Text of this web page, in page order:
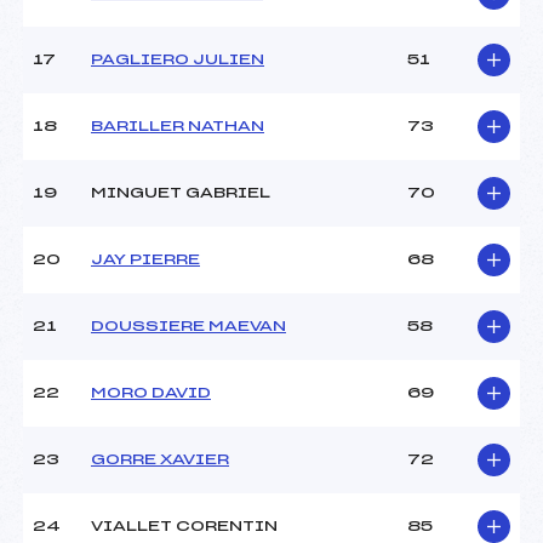
17 PAGLIERO JULIEN 51
18 BARILLER NATHAN 73
19 MINGUET GABRIEL 70
20 JAY PIERRE 68
21 DOUSSIERE MAEVAN 58
22 MORO DAVID 69
23 GORRE XAVIER 72
24 VIALLET CORENTIN 85